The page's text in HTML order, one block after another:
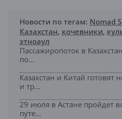
Новости по тегам: Nomad
Казахстан, кочевники,
этноаул
Пассажиропоток в
по...
Казахстан и Китай
и тр...
29 июля в Астане пройдет
путе...